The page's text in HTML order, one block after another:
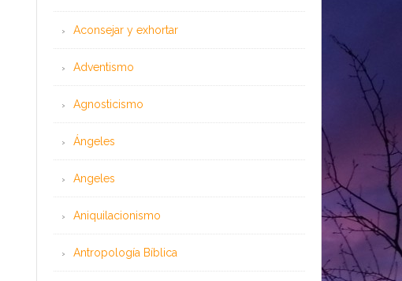
Aconsejar y exhortar
Adventismo
Agnosticismo
Ángeles
Angeles
Aniquilacionismo
Antropología Bíblica